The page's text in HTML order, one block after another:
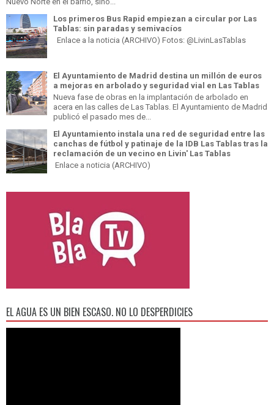
Los primeros Bus Rapid empiezan a circular por Las
Tablas: sin paradas y semivacíos
Enlace a la noticia (ARCHIVO) Fotos: @LivinLasTablas
El Ayuntamiento de Madrid destina un millón de euros
a mejoras en arbolado y seguridad vial en Las Tablas
Nueva fase de obras en la implantación de arbolado en
acera en las calles de Las Tablas. El Ayuntamiento de Madrid
publicó el pasado mes de...
El Ayuntamiento instala una red de seguridad entre las
canchas de fútbol y patinaje de la IDB Las Tablas tras la
reclamación de un vecino en Livin' Las Tablas
Enlace a noticia (ARCHIVO)
EL AGUA ES UN BIEN ESCASO. NO LO DESPERDICIES